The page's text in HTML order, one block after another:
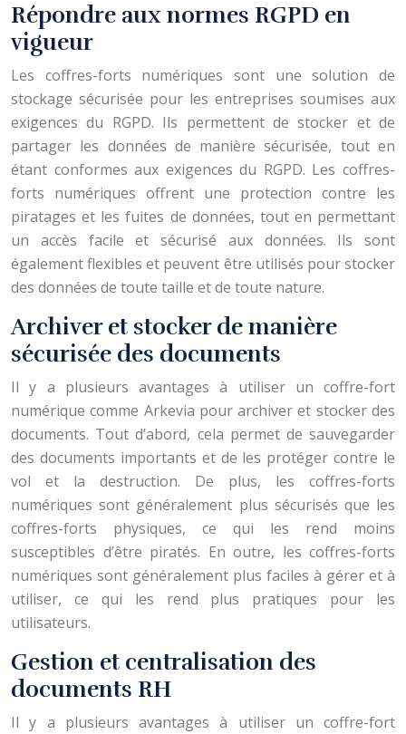
Répondre aux normes RGPD en
vigueur
Les coffres-forts numériques sont une solution de
stockage sécurisée pour les entreprises soumises aux
exigences du RGPD. Ils permettent de stocker et de
partager les données de manière sécurisée, tout en
étant conformes aux exigences du RGPD. Les coffres-
forts numériques offrent une protection contre les
piratages et les fuites de données, tout en permettant
un accès facile et sécurisé aux données. Ils sont
également flexibles et peuvent être utilisés pour stocker
des données de toute taille et de toute nature.
Archiver et stocker de manière
sécurisée des documents
Il y a plusieurs avantages à utiliser un coffre-fort
numérique comme Arkevia pour archiver et stocker des
documents. Tout d’abord, cela permet de sauvegarder
des documents importants et de les protéger contre le
vol et la destruction. De plus, les coffres-forts
numériques sont généralement plus sécurisés que les
coffres-forts physiques, ce qui les rend moins
susceptibles d’être piratés. En outre, les coffres-forts
numériques sont généralement plus faciles à gérer et à
utiliser, ce qui les rend plus pratiques pour les
utilisateurs.
Gestion et centralisation des
documents RH
Il y a plusieurs avantages à utiliser un coffre-fort